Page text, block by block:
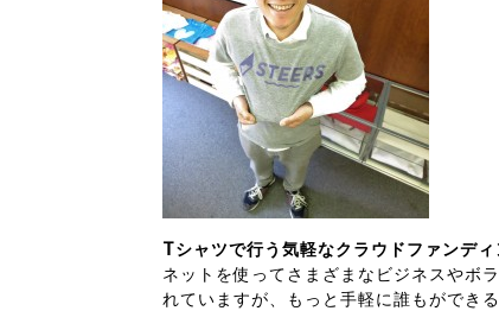
Tシャツで行う気軽なクラウドファンディ
ネットを使ってさまざまなビジネスやボ
れていますが、もっと手軽に誰もができ